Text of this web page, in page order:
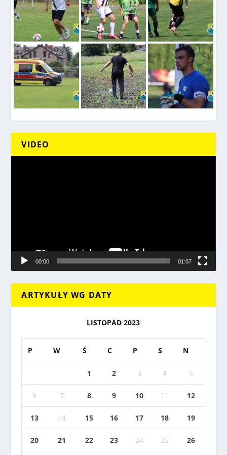
VIDEO
00:00 01:07
ARTYKUŁY WG DATY
LISTOPAD 2023
P W Ś C P S N
1 2 3 4 5
6 7 8 9 10 11 12
13 14 15 16 17 18 19
20 21 22 23 24 25 26